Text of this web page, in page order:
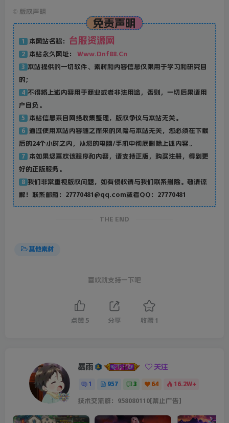
版权声明
免责声明
1 本网站名称： 台服资源网
2 本站永久网址： Www.Dnf88.Cn
3 本站提供的一切软件、素材和内容信息仅限用于学习和研究目
的；
4 不得将上述内容用于商业或者非法用途，否则，一切后果请用
户自负。
5 本站信息来自网络收集整理，版权争议与本站无关。
6
通过使用本站内容随之而来的风险与本站无关，您必须在下载
后的24个小时之内，从您的电脑/手机中彻底删除上述内容。
7
本如果您喜欢该程序和内容，请支持正版，购买注册，得到更
好的正版服务。
8 我们非常重视版权问题，如有侵权请与我们联系删除。敬请谅
解！联系邮箱：27770481@qq.com或者QQ：27770481
THE END
其他素材
喜欢就支持一下吧
点赞 5 分享 收藏 1
暴雨 关注
1 957 3 64 16.2W+
技术交流群：958080110[禁止广告]